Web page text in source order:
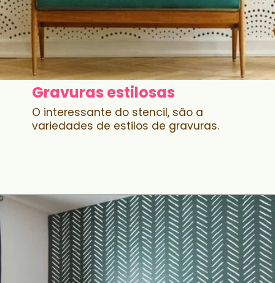
Gravuras estilosas
O interessante do stencil, são a
variedades de estilos de gravuras.